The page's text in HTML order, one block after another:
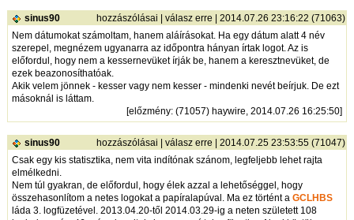
sinus90 hozzászólásai |válasz erre | 2014.07.26 23:16:22 (71063)
Nem dátumokat számoltam, hanem aláírásokat. Ha egy dátum alatt 4 név
szerepel, megnézem ugyanarra az időpontra hányan írtak logot. Az is
előfordul, hogy nem a kessernevüket írják be, hanem a keresztnevüket, de
ezek beazonosíthatóak.
Akik velem jönnek - kesser vagy nem kesser - mindenki nevét beírjuk. De ezt
másoknál is láttam.
[előzmény: (71057) haywire, 2014.07.26 16:25:50]
sinus90 hozzászólásai |válasz erre | 2014.07.25 23:53:55 (71047)
Csak egy kis statisztika, nem vita indítónak szánom, legfeljebb lehet rajta
elmélkedni.
Nem túl gyakran, de előfordul, hogy élek azzal a lehetőséggel, hogy
összehasonlítom a netes logokat a papíralapúval. Ma ez történt aGCLHBS
láda 3. logfüzetével. 2013.04.20-től 2014.03.29-ig a neten született 108